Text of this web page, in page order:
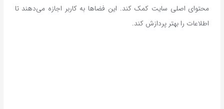
محتوای اصلی سایت کمک کند. این فضاها به کاربر اجازه می‌دهند تا
اطلاعات را بهتر پردازش کند.